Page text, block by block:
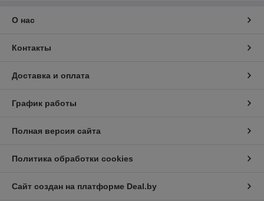
О нас
Контакты
Доставка и оплата
График работы
Полная версия сайта
Политика обработки cookies
Сайт создан на платформе Deal.by